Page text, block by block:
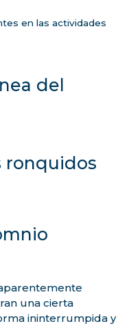
en las actividades
del
ronquidos
una cierta
ininterrumpida y